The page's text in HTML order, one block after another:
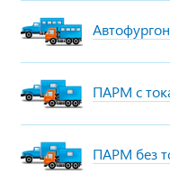
ПАРМ с
ПАРМ без